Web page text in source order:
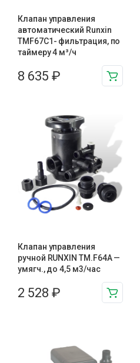
Клапан управления
автоматический Runxin
TMF67C1- фильтрация, по
таймеру 4 м³/ч
8 635 ₽
Клапан управления
ручной RUNXIN TM.F64A —
умягч., до 4,5 м3/час
2 528 ₽